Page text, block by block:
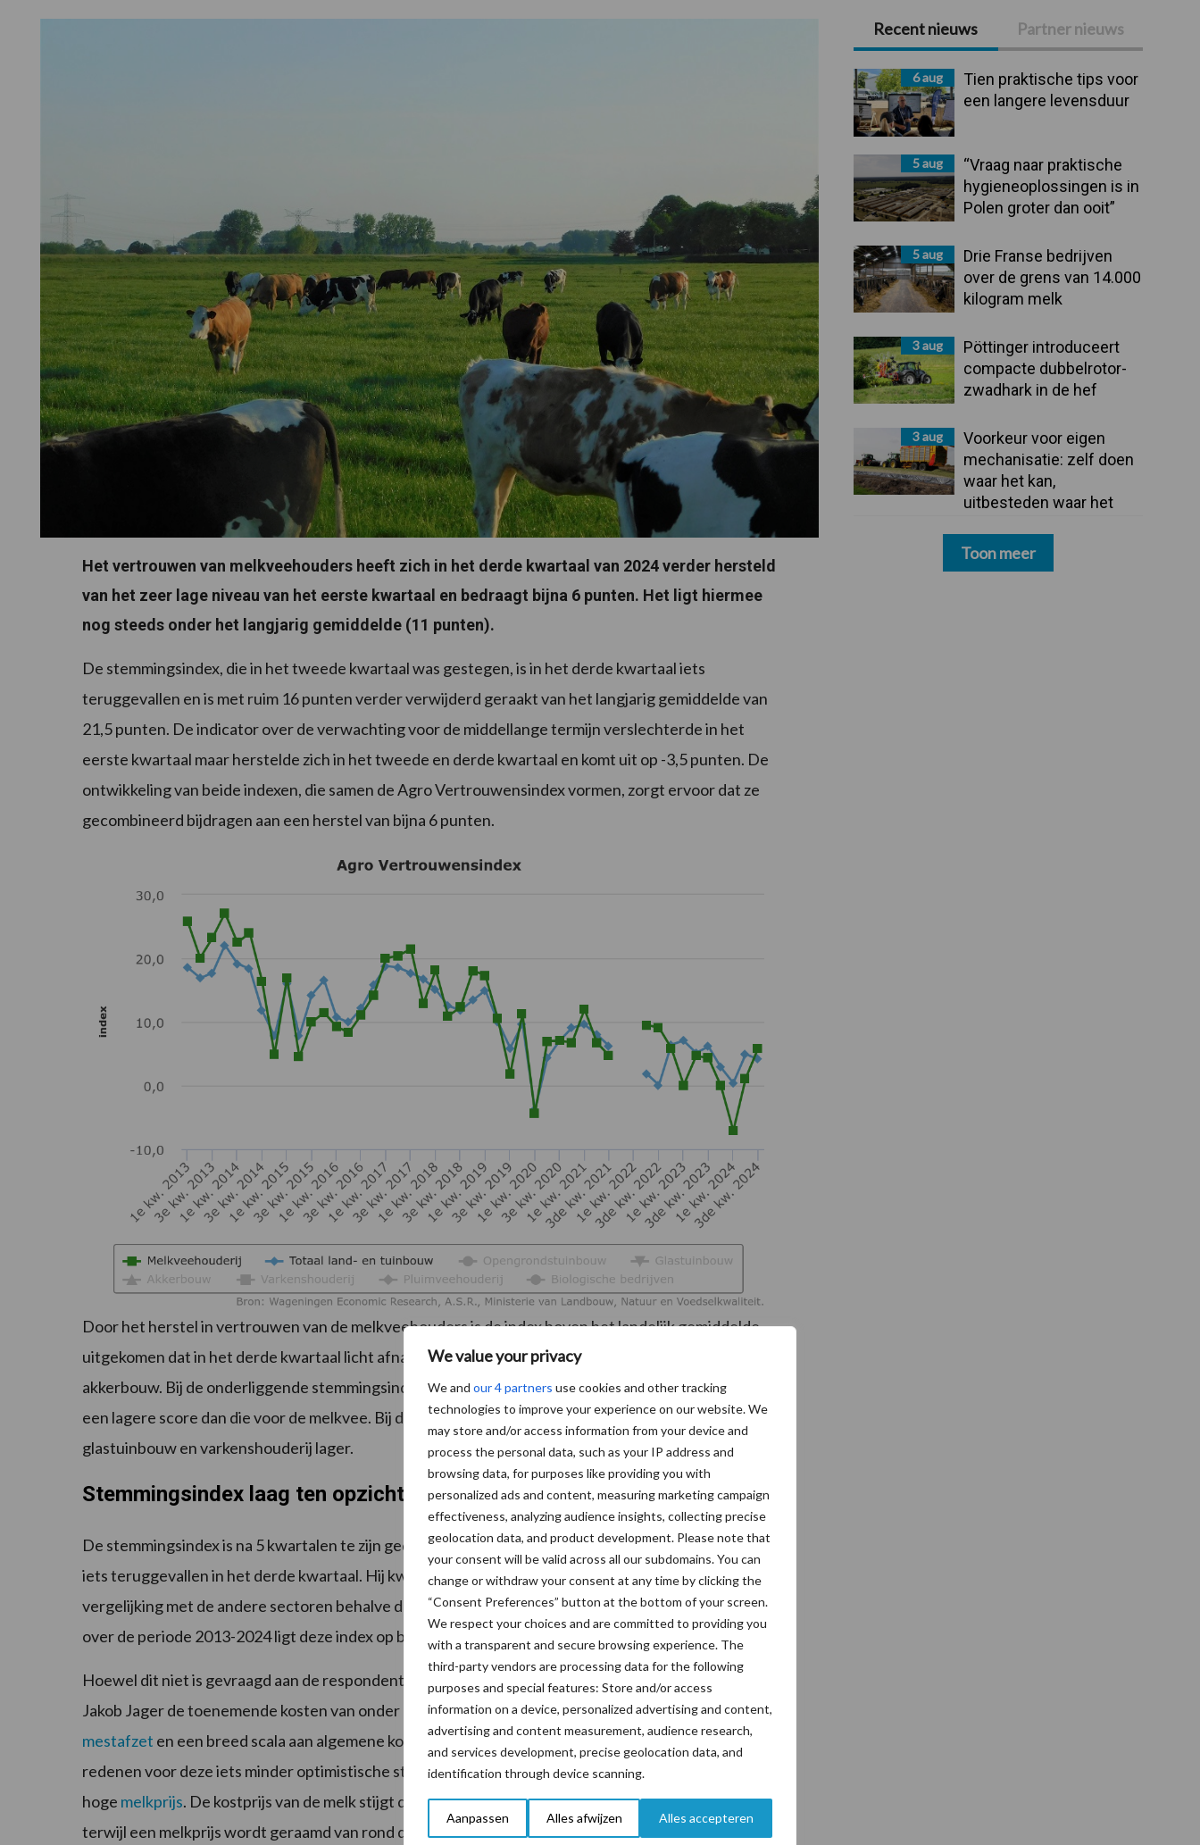
We value your privacy
We and our 4 partners use cookies and other tracking
technologies to improve your experience on our website. We
may store and/or access information from your device and
process the personal data, such as your IP address and
browsing data, for purposes like providing you with
personalized ads and content, measuring marketing campaign
effectiveness, analyzing audience insights, collecting precise
geolocation data, and product development. Please note that
your consent will be valid across all our subdomains. You can
change or withdraw your consent at any time by clicking the
“Consent Preferences” button at the bottom of your screen.
We respect your choices and are committed to providing you
with a transparent and secure browsing experience. The
third-party vendors are processing data for the following
purposes and special features: Store and/or access
information on a device, personalized advertising and content,
advertising and content measurement, audience research,
and services development, precise geolocation data, and
identification through device scanning.
Aanpassen Alles afwijzen Alles accepteren
Het vertrouwen van melkveehouders heeft zich in het derde kwartaal van 2024 verder hersteld
van het zeer lage niveau van het eerste kwartaal en bedraagt bijna 6 punten. Het ligt hiermee
nog steeds onder het langjarig gemiddelde (11 punten).
De stemmingsindex, die in het tweede kwartaal was gestegen, is in het derde kwartaal iets
teruggevallen en is met ruim 16 punten verder verwijderd geraakt van het langjarig gemiddelde van
21,5 punten. De indicator over de verwachting voor de middellange termijn verslechterde in het
eerste kwartaal maar herstelde zich in het tweede en derde kwartaal en komt uit op -3,5 punten. De
ontwikkeling van beide indexen, die samen de Agro Vertrouwensindex vormen, zorgt ervoor dat ze
gecombineerd bijdragen aan een herstel van bijna 6 punten.
Door het herstel in vertrouwen van de melkveehouders is de index boven het landelijk gemiddelde
uitgekomen dat in het derde kwartaal licht afnam. De meeste bedrijfstypen scoren hoger behalve de
akkerbouw. Bij de onderliggende stemmingsindex hebben de akkerbouw en de biologische sector
een lagere score dan die voor de melkvee. Bij de verwachte situatie scoren de akkerbouw,
glastuinbouw en varkenshouderij lager.
Stemmingsindex laag ten opzichte van gemiddelde
De stemmingsindex is na 5 kwartalen te zijn gedaald, gestegen in het tweede kwartaal maar weer
iets teruggevallen in het derde kwartaal. Hij kwam uit op ruim 16 punten en is hiermee het laagst in
vergelijking met de andere sectoren behalve de akkerbouw en de biologische bedrijven. Gemiddeld
over de periode 2013-2024 ligt deze index op bijna 22 punten.
Hoewel dit niet is gevraagd aan de respondenten in deze enquête, zijn volgens sectordeskundige
Jakob Jager de toenemende kosten van onder andere rente, gebouwen,machinesen onderhoud,
mestafzet en een breed scala aan algemene kosten en, niet te vergeten,blauwtongde belangrijkste
redenen voor deze iets minder optimistische stemming, ondanks de gestaag toenemende en relatief
hoge melkprijs. De kostprijs van de melk stijgt dan ook flink door en bedroeg in 2023 al ruim 52,5 euro
terwijl een melkprijs wordt geraamd van rond de 51,5 euro per 100 kg melk in 2024.
Primaire
Sidebar
Recent nieuws Partner nieuws
6 aug
Tien praktische tips voor
een langere levensduur
5 aug
“Vraag naar praktische
hygieneoplossingen is in
Polen groter dan ooit”
5 aug
Drie Franse bedrijven
over de grens van 14.000
kilogram melk
3 aug
Pöttinger introduceert
compacte dubbelrotor-
zwadhark in de hef
3 aug
Voorkeur voor eigen
mechanisatie: zelf doen
waar het kan,
uitbesteden waar het
Toon meer